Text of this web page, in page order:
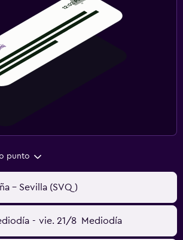
punto
- Sevilla (SVQ)
- vie. 21/8 Mediodía